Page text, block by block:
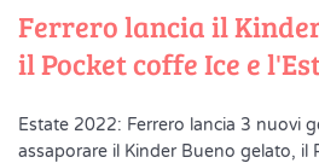
Ferrero lancia il
il Pocket coffe Ice e
Estate 2022: Ferrero lancia 3 nuovi
assaporare il Kinder Bueno gelato, il